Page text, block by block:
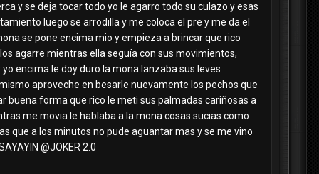
y se deja tocar todo yo le agarro todo su culazo y esas
luego se arrodilla y me coloca el pre y me da el
se pone encima mio y empieza a brincar que rico
agarre mientras ella seguía con sus movimientos,
encima le doy duro la mona lanzaba sus leves
aproveche en besarle nuevamente los pechos que
buena forma que rico le meti sus palmadas cariñosas a
me movia le hablaba a la mona cosas sucias como
que a los minutos no pude aguantar mas y se me vino
@JOKER 2.0